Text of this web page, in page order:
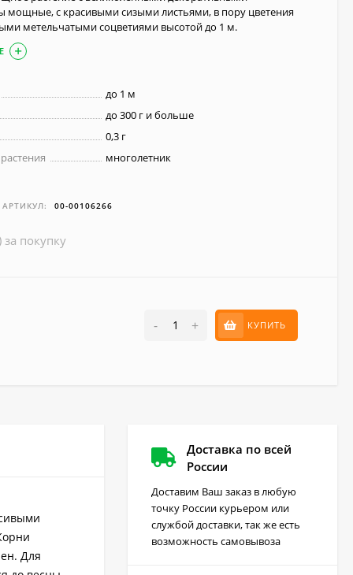
мощные, с красивыми сизыми листьями, в пору цветения
метельчатыми соцветиями высотой до 1 м.
до 1 м
до 300 г и больше
0,3 г
многолетник
АРТИКУЛ: 00-00106266
за покупку
- + КУПИТЬ
Для
Доставка по всей
России
Доставим Ваш заказ в любую
точку России курьером или
службой доставки, так же есть
возможность самовывоза